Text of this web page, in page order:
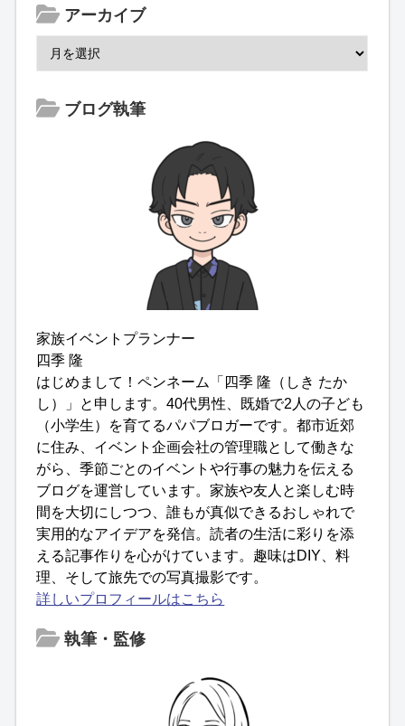
アーカイブ
ブログ執筆
家族イベントプランナー
四季 隆
はじめまして！ペンネーム「四季 隆（しき たか
し）」と申します。40代男性、既婚で2人の子ども
（小学生）を育てるパパブロガーです。都市近郊
に住み、イベント企画会社の管理職として働きな
がら、季節ごとのイベントや行事の魅力を伝える
ブログを運営しています。家族や友人と楽しむ時
間を大切にしつつ、誰もが真似できるおしゃれで
実用的なアイデアを発信。読者の生活に彩りを添
える記事作りを心がけています。趣味はDIY、料
理、そして旅先での写真撮影です。
詳しいプロフィールはこちら
執筆・監修